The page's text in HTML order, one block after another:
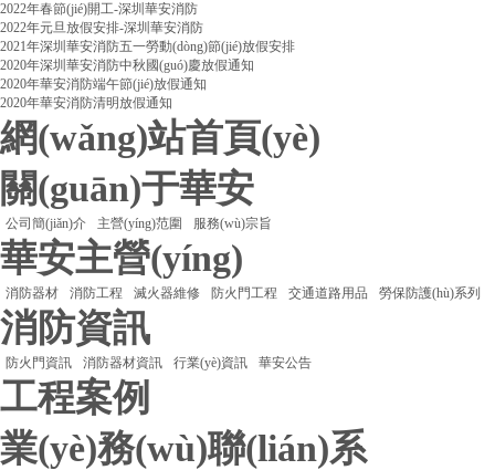
2022年春節(jié)開工-深圳華安消防
2022年元旦放假安排-深圳華安消防
2021年深圳華安消防五一勞動(dòng)節(jié)放假安排
2020年深圳華安消防中秋國(guó)慶放假通知
2020年華安消防端午節(jié)放假通知
2020年華安消防清明放假通知
網(wǎng)站首頁(yè)
關(guān)于華安
公司簡(jiǎn)介 主營(yíng)范圍 服務(wù)宗旨
華安主營(yíng)
消防器材 消防工程 滅火器維修 防火門工程 交通道路用品 勞保防護(hù)系列
消防資訊
防火門資訊 消防器材資訊 行業(yè)資訊 華安公告
工程案例
業(yè)務(wù)聯(lián)系